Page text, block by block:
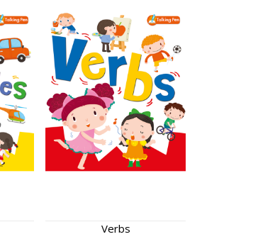
Verbs